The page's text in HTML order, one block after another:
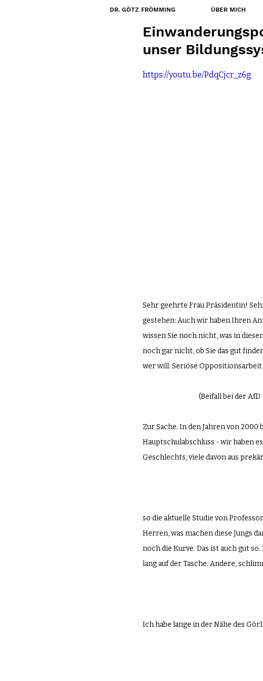
unser
https://youtu.be/PdqCjcr_z6g
Sehr geehrte Frau Präsidentin!
gestehen: Auch wir haben Ihren
wissen Sie noch nicht, was in
noch gar nicht, ob Sie das gut
wer will. Seriöse Oppositionsarbeit
(Beifall bei der AfD
Zur Sache. In den Jahren von
Hauptschulabschluss - wir haben
Geschlechts, viele davon aus
so die aktuelle Studie von
Herren, was machen diese Jungs
noch die Kurve. Das ist auch gut
lang auf der Tasche. Andere,
Ich habe lange in der Nähe des
DR. GÖTZ FRÖMMING ÜBER MICH